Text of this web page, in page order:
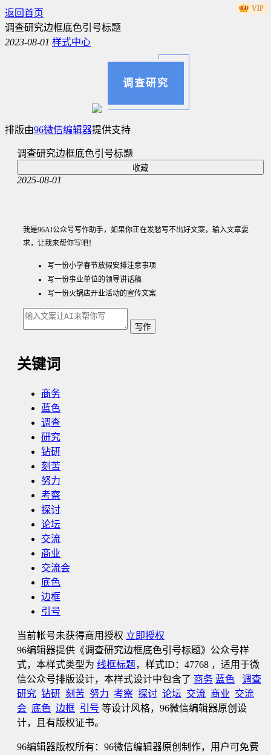
返回首页
调查研究边框底色引号标题
2023-08-01 样式中心
调查研究
排版由96微信编辑器提供支持
调查研究边框底色引号标题
收藏
2025-08-01
我是96AI公众号写作助手，如果你正在发愁写不出好文案，输入文章要
求，让我来帮你写吧！
写一份小学春节放假安排注意事项
写一份事业单位的领导讲话稿
写一份火锅店开业活动的宣传文案
写作
关键词
商务
蓝色
调查
研究
钻研
刻苦
努力
考察
探讨
论坛
交流
商业
交流会
底色
边框
引号
当前帐号未获得商用授权 立即授权
96编辑器提供《调查研究边框底色引号标题》公众号样
式，本样式类型为 线框标题，样式ID：47768 ，适用于微
信公众号排版设计，本样式设计中包含了 商务 蓝色
调查
研究 钻研 刻苦 努力 考察 探讨 论坛 交流 商业 交流
会 底色 边框 引号 等设计风格，96微信编辑器原创设
计，且有版权证书。
96编辑器版权所有：96微信编辑器原创制作，用户可免费
VIP
VIP
VIP
VIP
VIP
VIP
VIP
VIP
VIP